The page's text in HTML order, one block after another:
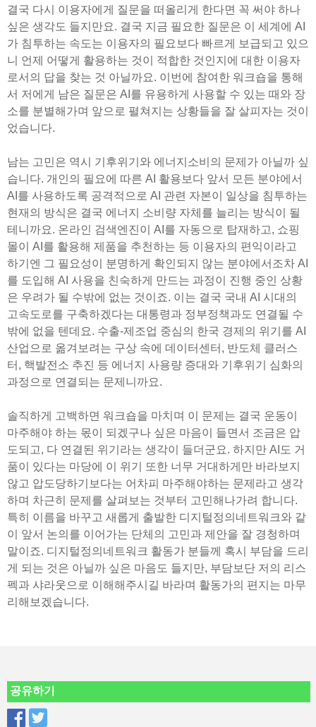
결국 다시 이용자에게 질문을 떠올리게 한다면 꼭 써야 하나
싶은 생각도 들지만요. 결국 지금 필요한 질문은 이 세계에 AI
가 침투하는 속도는 이용자의 필요보다 빠르게 보급되고 있으
니 언제 어떻게 활용하는 것이 적합한 것인지에 대한 이용자
로서의 답을 찾는 것 아닐까요. 이번에 참여한 워크숍을 통해
서 저에게 남은 질문은 AI를 유용하게 사용할 수 있는 때와 장
소를 분별해가며 앞으로 펼쳐지는 상황들을 잘 살피자는 것이
었습니다.
남는 고민은 역시 기후위기와 에너지소비의 문제가 아닐까 싶
습니다. 개인의 필요에 따른 AI 활용보다 앞서 모든 분야에서
AI를 사용하도록 공격적으로 AI 관련 자본이 일상을 침투하는
현재의 방식은 결국 에너지 소비량 자체를 늘리는 방식이 될
테니까요. 온라인 검색엔진이 AI를 자동으로 탑재하고, 쇼핑
몰이 AI를 활용해 제품을 추천하는 등 이용자의 편익이라고
하기엔 그 필요성이 분명하게 확인되지 않는 분야에서조차 AI
를 도입해 AI 사용을 친숙하게 만드는 과정이 진행 중인 상황
은 우려가 될 수밖에 없는 것이죠. 이는 결국 국내 AI 시대의
고속도로를 구축하겠다는 대통령과 정부정책과도 연결될 수
밖에 없을 텐데요. 수출-제조업 중심의 한국 경제의 위기를 AI
산업으로 옮겨보려는 구상 속에 데이터센터, 반도체 클러스
터, 핵발전소 추진 등 에너지 사용량 증대와 기후위기 심화의
과정으로 연결되는 문제니까요.
솔직하게 고백하면 워크숍을 마치며 이 문제는 결국 운동이
마주해야 하는 몫이 되겠구나 싶은 마음이 들면서 조금은 압
도되고, 다 연결된 위기라는 생각이 들더군요. 하지만 AI도 거
품이 있다는 마당에 이 위기 또한 너무 거대하게만 바라보지
않고 압도당하기보다는 어차피 마주해야하는 문제라고 생각
하며 차근히 문제를 살펴보는 것부터 고민해나가려 합니다.
특히 이름을 바꾸고 새롭게 출발한 디지털정의네트워크와 같
이 앞서 논의를 이어가는 단체의 고민과 제안을 잘 경청하며
말이죠. 디지털정의네트워크 활동가 분들께 혹시 부담을 드리
게 되는 것은 아닐까 싶은 마음도 들지만, 부담보단 저의 리스
펙과 샤라웃으로 이해해주시길 바라며 활동가의 편지는 마무
리해보겠습니다.
공유하기